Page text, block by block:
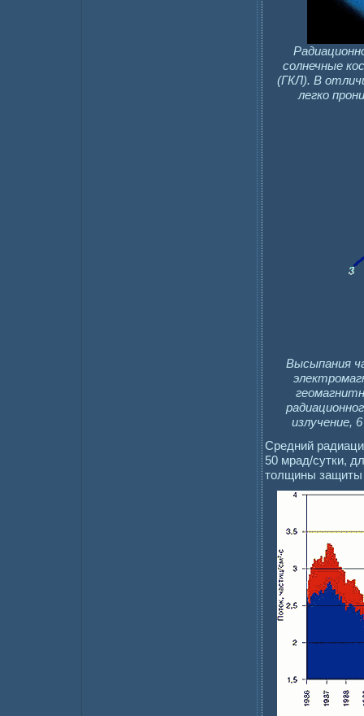
солнечные
(ГКЛ). В
легко
Высыпания
излучение,
Средний
50 мрад/сутки,
толщины защиты